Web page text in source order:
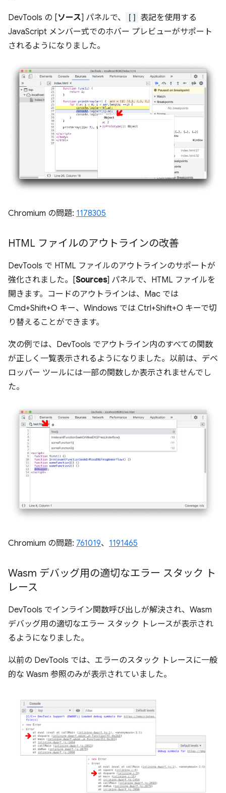
DevTools の [ソース] パネルで、 [] 表記を使用する
JavaScript メンバー式でのホバー プレビューがサポート
されるようになりました。
Chromium の問題: 1178305
HTML ファイルのアウトラインの改善
DevTools で HTML ファイルのアウトラインのサポートが
強化されました。[Sources] パネルで、HTML ファイルを
開きます。コードのアウトラインは、Mac では
Cmd+Shift+O キー、Windows では Ctrl+Shift+O キーで切
り替えることができます。
次の例では、DevTools でアウトライン内のすべての関数
が正しく一覧表示されるようになりました。以前は、デベ
ロッパー ツールには一部の関数しか表示されませんでし
た。
Chromium の問題: 761019、 1191465
Wasm デバッグ用の適切なエラー スタック ト
レース
DevTools でインライン関数呼び出しが解決され、Wasm
デバッグ用の適切なエラー スタック トレースが表示され
るようになりました。
以前の DevTools では、エラーのスタック トレースに一般
的な Wasm 参照のみが表示されていました。